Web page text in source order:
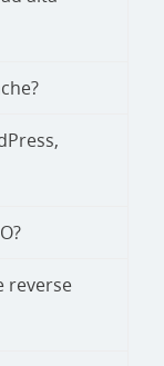
reverse